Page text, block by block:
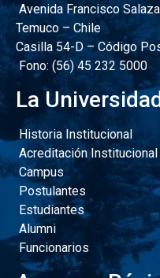
Avenida Francisco
Temuco – Chile
Casilla 54-D – Código
Fono: (56) 45 232 5000
La Universidad
Historia Institucional
Acreditación Institucional
Campus
Postulantes
Estudiantes
Alumni
Funcionarios